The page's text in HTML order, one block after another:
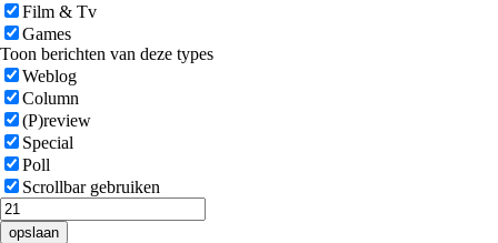
Film & Tv
Games
Toon berichten van deze types
Weblog
Column
(P)review
Special
Poll
Scrollbar gebruiken
opslaan